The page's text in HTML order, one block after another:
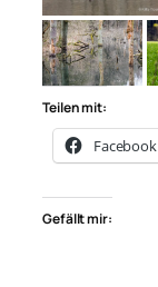
Teilen mit:
Facebook
Gefällt mir: